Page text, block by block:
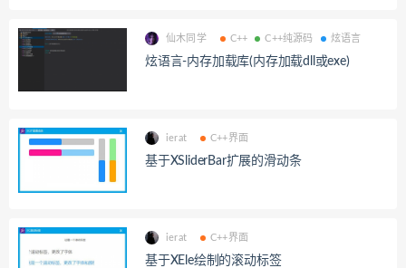
仙木同学 C++ C++纯源码 炫语言
炫语言-内存加载库(内存加载dll或exe)
ierat C++界面
基于XSliderBar扩展的滑动条
ierat C++界面
基于XEle绘制的滚动标签